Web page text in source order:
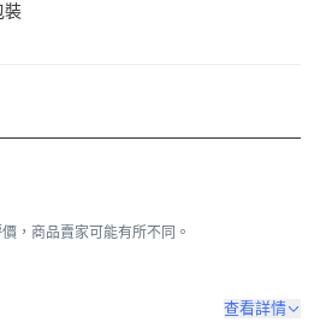
裝
，商品賣家可能有所不同。
查看詳情